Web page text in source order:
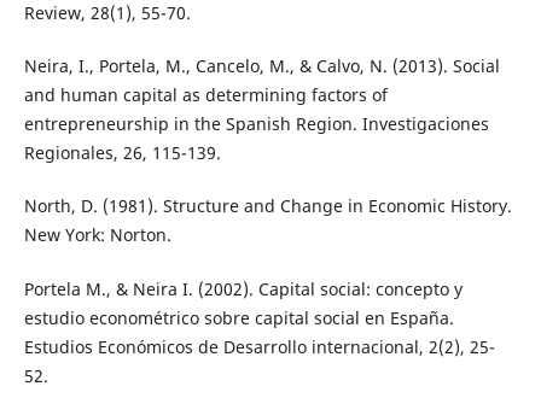
Review, 28(1), 55-70.
Neira, I., Portela, M., Cancelo, M., & Calvo, N. (2013). Social
and human capital as determining factors of
entrepreneurship in the Spanish Region. Investigaciones
Regionales, 26, 115-139.
North, D. (1981). Structure and Change in Economic History.
New York: Norton.
Portela M., & Neira I. (2002). Capital social: concepto y
estudio econométrico sobre capital social en España.
Estudios Económicos de Desarrollo internacional, 2(2), 25-
52.